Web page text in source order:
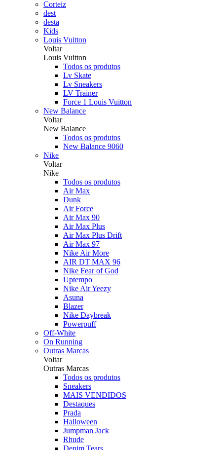
Corteiz
dest
desta
Kids
Louis Vuitton
Voltar
Louis Vuitton
Todos os produtos
Lv Skate
Lv Sneakers
LV Trainer
Force 1 Louis Vuitton
New Balance
Voltar
New Balance
Todos os produtos
New Balance 9060
Nike
Voltar
Nike
Todos os produtos
Air Max
Dunk
Air Force
Air Max 90
Air Max Plus
Air Max Plus Drift
Air Max 97
Nike Air More
AIR DT MAX 96
Nike Fear of God
Uptempo
Nike Air Yeezy
Asuna
Blazer
Nike Daybreak
Powerpuff
Off-White
On Running
Outras Marcas
Voltar
Outras Marcas
Todos os produtos
Sneakers
MAIS VENDIDOS
Destaques
Prada
Halloween
Jumpman Jack
Rhude
Denim Tears